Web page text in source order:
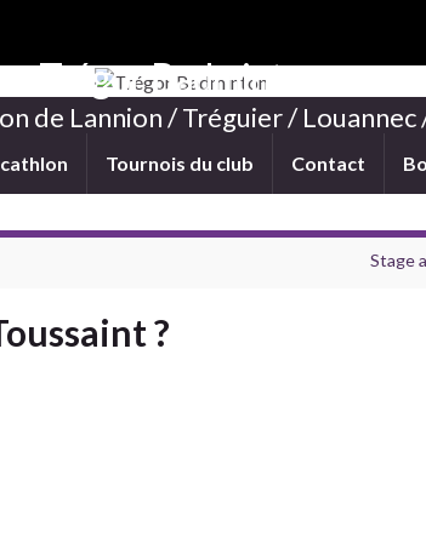
Trégor Badminton
de Lannion / Tréguier / Louannec
Tournois du club Contact
Stage
?